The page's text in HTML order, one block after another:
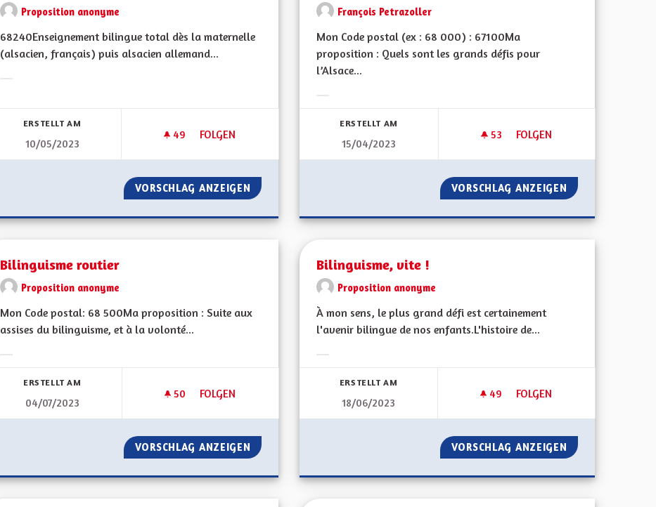
Proposition anonyme
68240Enseignement bilingue total dès la maternelle
(alsacien, français) puis alsacien allemand...
ERSTELLT AM
10/05/2023
49 49 FOLLOWER
FOLGEN
BILINGUISME ET ENSEIGNEMENT
VORSCHLAG ANZEIGEN BILINGUISME ET ENSEIGNEMENT
François Petrazoller
Mon Code postal (ex : 68 000) : 67100Ma
proposition : Quels sont les grands défis pour
l’Alsace...
ERSTELLT AM
15/04/2023
53 53 FOLLOWER
FOLGEN
BILINGUISME RÉEL POUR
VORSCHLAG ANZEIGEN BILINGUISME
Bilinguisme routier
Proposition anonyme
Mon Code postal: 68 500Ma proposition : Suite aux
assises du bilinguisme, et à la volonté...
ERSTELLT AM
04/07/2023
50 50 FOLLOWER
FOLGEN
BILINGUISME ROUTIER
VORSCHLAG ANZEIGEN BILINGUISME ROUTIER
Bilinguisme, vite !
Proposition anonyme
À mon sens, le plus grand défi est certainement
l'avenir bilingue de nos enfants.L'histoire de...
ERSTELLT AM
18/06/2023
49 49 FOLLOWER
FOLGEN
BILINGUISME, VITE !
VORSCHLAG ANZEIGEN BILINGUISME,